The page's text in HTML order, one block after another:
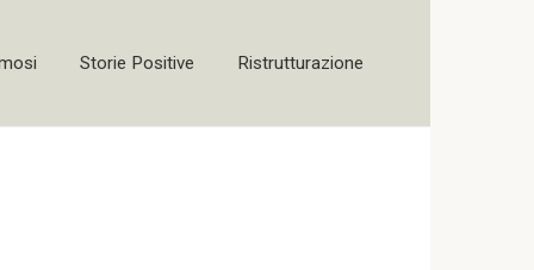
Storie Positive Ristrutturazione